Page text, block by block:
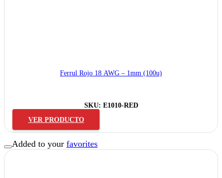
Ferrul Rojo 18 AWG – 1mm (100u)
SKU: E1010-RED
VER PRODUCTO
Added to your favorites